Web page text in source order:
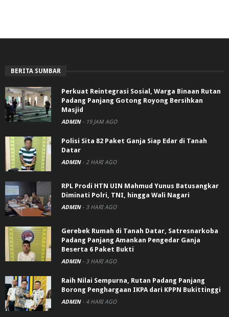
BERITA SUMBAR
Perkuat Reintegrasi Sosial, Warga Binaan Rutan
Padang Panjang Gotong Royong Bersihkan
Masjid
ADMIN - 19 JAM AGO
Polisi Sita 82 Paket Ganja Siap Edar di Tanah
Datar
ADMIN - 2 HARI AGO
RPL Prodi HTN UIN Mahmud Yunus Batusangkar
Diminati Polri, TNI, hingga Wali Nagari
ADMIN - 3 HARI AGO
Gerebek Rumah di Tanah Datar, Satresnarkoba
Padang Panjang Amankan Pengedar Ganja
Beserta 6 Paket Bukti
ADMIN - 3 HARI AGO
Raih Nilai Sempurna, Rutan Padang Panjang
Borong Penghargaan IKPA dari KPPN Bukittinggi
ADMIN - 4 HARI AGO